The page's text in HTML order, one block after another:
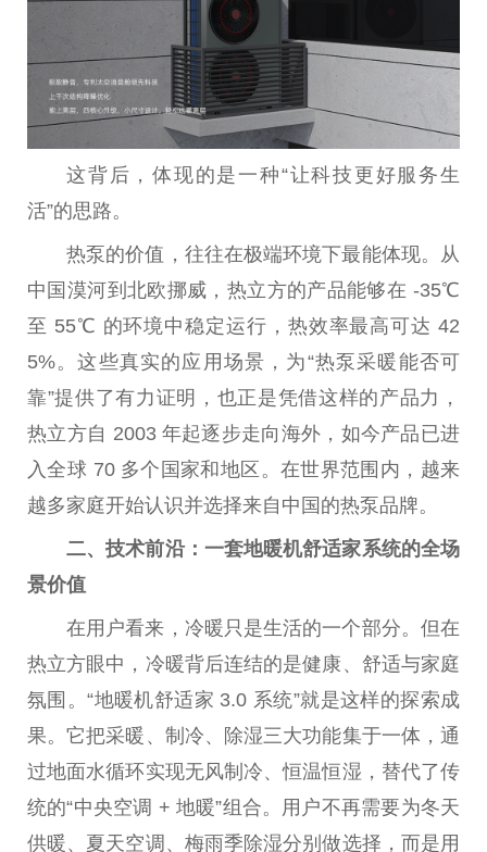
这背后，体现的是一种“让科技更好服务生
活”的思路。
热泵的价值，往往在极端环境下最能体现。从
中国 漠河到北欧挪威，热立方的产品能够在 -35℃
至 55℃ 的环境中稳定运行，热效率最高可达 42
5%。这些真实的应用场景，为“热泵采暖能否可
靠”提供了有力证明，也正是凭借这样的产品力，
热立方自 2003 年起逐步走向海外，如今产品已进
入全球 70 多个 国家和地区。在世界范围内，越来
越多家庭开始认识并选择来自 中国 的热泵品牌。
二、技术前沿：一套地暖机舒适家系统的全场
景价值
在用户看来，冷暖只是生活的一个部分。但在
热立方眼中，冷暖背后连结的是健康、舒适与家庭
氛围。“地暖机舒适家 3.0 系统”就是这样的探索成
果。它把采暖、制冷、除湿三大功能集于一体，通
过地面水循环实现无风制冷、恒温恒湿，替代了传
统的“中央空调 + 地暖”组合。用户不再需要为冬天
供暖、夏天空调、梅雨季除湿分别做选择，而是用